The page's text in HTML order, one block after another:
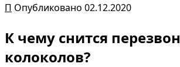
П Опубликовано 02.12.2020
К чему снится перезвон
колоколов?